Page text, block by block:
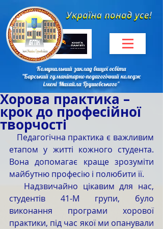
Комунальний заклад вищої освіти
"Барський гуманітарно-педагогічний коледж
імені Михайла Грушевського"
Хорова практика –
крок до професійної
творчості
етапом у житті кожного студента.
Вона допомагає краще зрозуміти
майбутню професію і полюбити її.
студентів 41-М групи, було
виконання програми хорової
практики, під час якої ми опанували